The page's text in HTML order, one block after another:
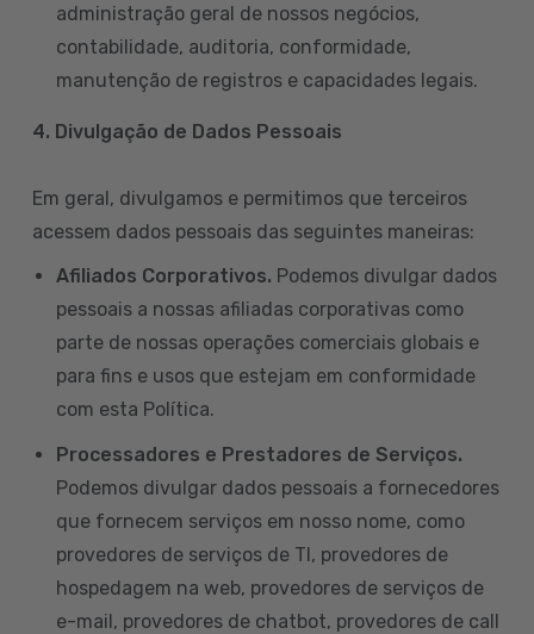
administração geral de nossos negócios,
contabilidade, auditoria, conformidade,
manutenção de registros e capacidades legais.
4. Divulgação de Dados Pessoais
Em geral, divulgamos e permitimos que terceiros
acessem dados pessoais das seguintes maneiras:
Afiliados Corporativos. Podemos divulgar dados
pessoais a nossas afiliadas corporativas como
parte de nossas operações comerciais globais e
para fins e usos que estejam em conformidade
com esta Política.
Processadores e Prestadores de Serviços.
Podemos divulgar dados pessoais a fornecedores
que fornecem serviços em nosso nome, como
provedores de serviços de TI, provedores de
hospedagem na web, provedores de serviços de
e-mail, provedores de chatbot, provedores de call